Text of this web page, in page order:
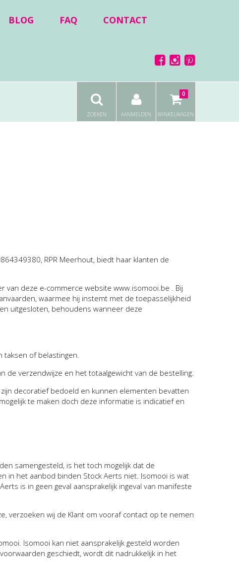
BLOG FAQ CONTACT
ZOEKEN AANMELDEN WINKELWAGEN
0
RPR Meerhout, biedt haar klanten de
van deze e-commerce website www.isomooi.be . Bij
waarmee hij instemt met de toepasselijkheid
uitgesloten, behoudens wanneer deze
taksen of belastingen.
verzendwijze en het totaalgewicht van de bestelling.
zijn decoratief bedoeld en kunnen elementen bevatten
te maken doch deze informatie is indicatief en
samengesteld, is het toch mogelijk dat de
in het aanbod binden Stock Aerts niet. Isomooi is wat
is in geen geval aansprakelijk ingeval van manifeste
verzoeken wij de Klant om vooraf contact op te nemen
Isomooi kan niet aansprakelijk gesteld worden
geschiedt, wordt dit nadrukkelijk in het